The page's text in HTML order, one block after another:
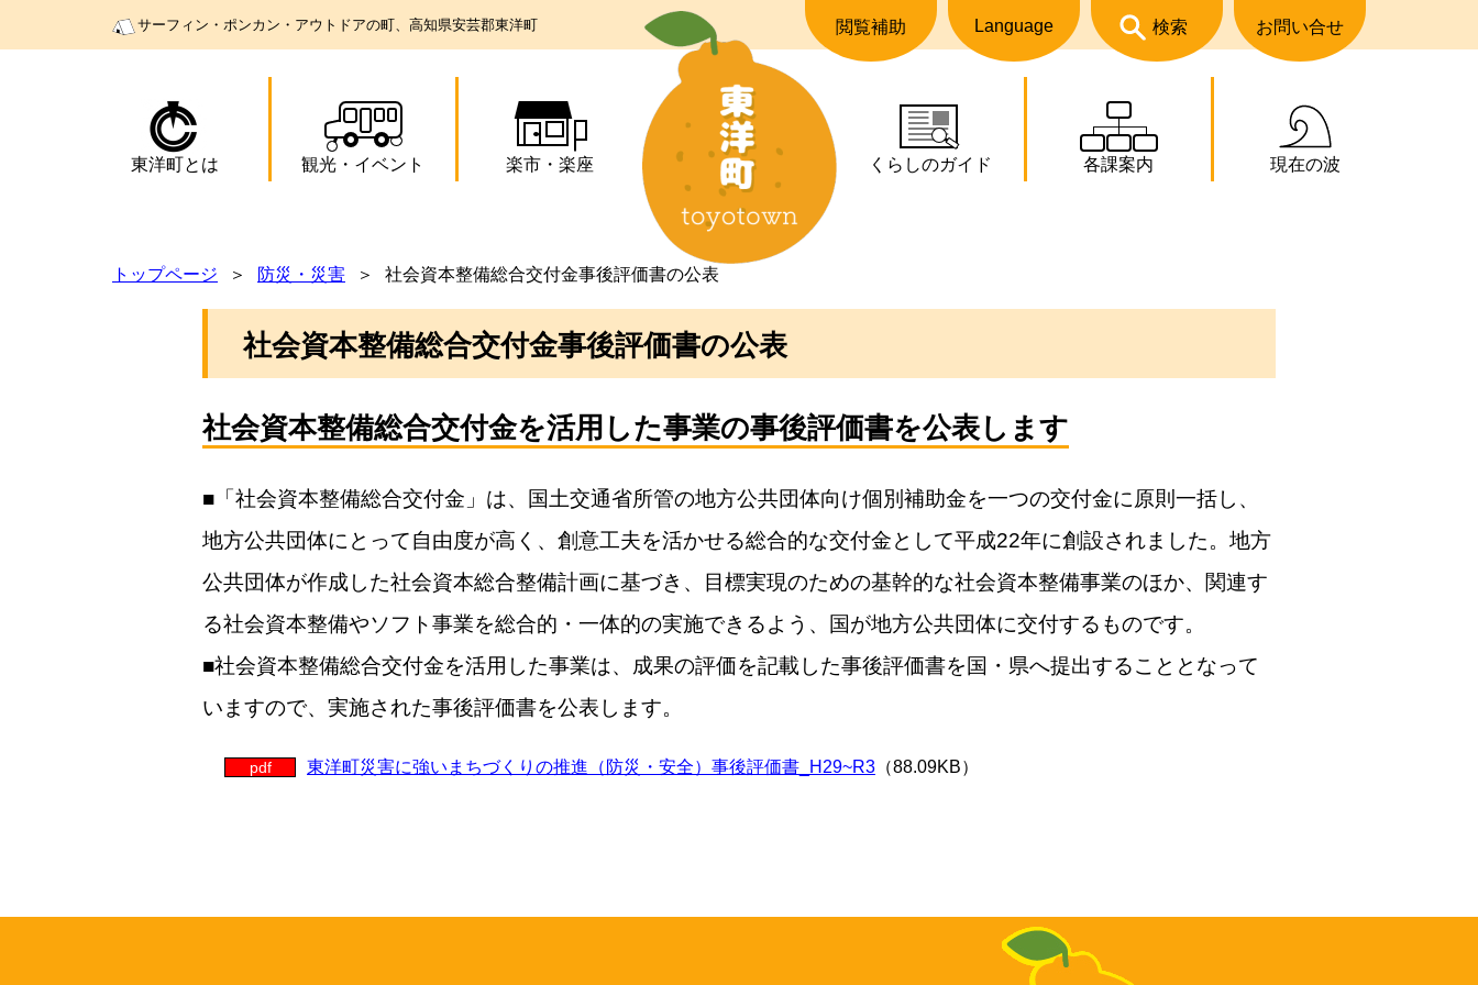
閲覧補助 Language 検索 お問い合せ
サーフィン・ポンカン・アウトドアの町、高知県安芸郡東洋町
東洋町とは 観光 ・ イベント 楽市・楽座 くらしのガイド 各課案内 現在の波
トップページ 防災・災害 社会資本整備総合交付金事後評価書の公表
社会資本整備総合交付金事後評価書の公表
社会資本整備総合交付金を活用した事業の事後評価書を公表します
■「社会資本整備総合交付金」は、国土交通省所管の地方公共団体向け個別補助金を一つの交付金に原則一括し、
地方公共団体にとって自由度が高く、創意工夫を活かせる総合的な交付金として平成22年に創設されました。地方
公共団体が作成した社会資本総合整備計画に基づき、目標実現のための基幹的な社会資本整備事業のほか、関連す
る社会資本整備やソフト事業を総合的・一体的の実施できるよう、国が地方公共団体に交付するものです。
■社会資本整備総合交付金を活用した事業は、成果の評価を記載した事後評価書を国・県へ提出することとなって
いますので、実施された事後評価書を公表します。
pdf 東洋町災害に強いまちづくりの推進（防災・安全）事後評価書_H29~R3 （88.09KB）